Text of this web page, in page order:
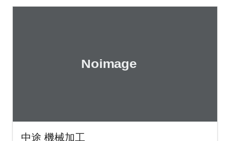
中途 機械加工